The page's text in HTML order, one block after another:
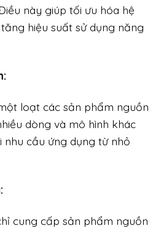
này giúp tối ưu hóa hệ
hiệu suất sử dụng năng
loạt các sản phẩm nguồn
dòng và mô hình khác
cầu ứng dụng từ nhỏ
cung cấp sản phẩm nguồn